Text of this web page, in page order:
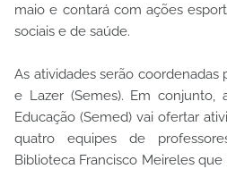
maio e contará com ações
sociais e de saúde.
As atividades serão coordenadas
e Lazer (Semes). Em conjunto,
Educação (Semed) vai ofertar
quatro equipes de
Biblioteca Francisco Meireles